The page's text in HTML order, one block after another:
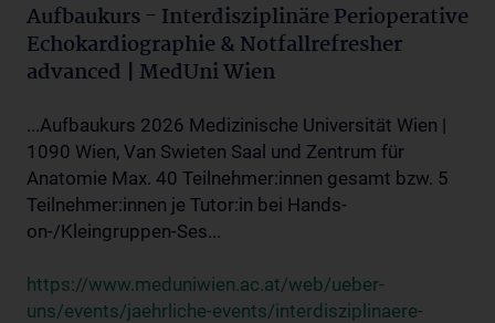
Aufbaukurs - Interdisziplinäre Perioperative
Echokardiographie & Notfallrefresher
advanced | MedUni Wien
...Aufbaukurs 2026 Medizinische Universität Wien |
1090 Wien, Van Swieten Saal und Zentrum für
Anatomie Max. 40 Teilnehmer:innen gesamt bzw. 5
Teilnehmer:innen je Tutor:in bei Hands-
on-/Kleingruppen-Ses...
https://www.meduniwien.ac.at/web/ueber-
uns/events/jaehrliche-events/interdisziplinaere-